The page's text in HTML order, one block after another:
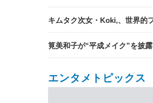
キムタク次女・Koki,、世界的
筧美和子が“平成メイク”を披
エンタメトピックス